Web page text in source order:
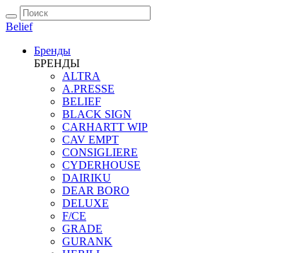
Belief
Бренды
БРЕНДЫ
ALTRA
A.PRESSE
BELIEF
BLACK SIGN
CARHARTT WIP
CAV EMPT
CONSIGLIERE
CYDERHOUSE
DAIRIKU
DEAR BORO
DELUXE
F/CE
GRADE
GURANK